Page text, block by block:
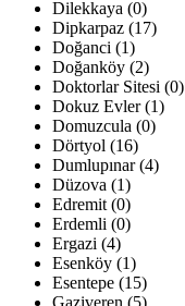
Dilekkaya (0)
Dipkarpaz (17)
Doğanci (1)
Doğanköy (2)
Doktorlar Sitesi (0)
Dokuz Evler (1)
Domuzcula (0)
Dörtyol (16)
Dumlupınar (4)
Düzova (1)
Edremit (0)
Erdemli (0)
Ergazi (4)
Esenköy (1)
Esentepe (15)